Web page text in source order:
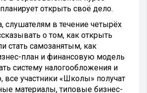
открыть своё дело.
слушателям в течение четырёх
о том, как открыть
стать самозанятым, как
план и финансовую модель
систему налогообложения и
все участники «Школы» получат
материалы, типовые бизнес-